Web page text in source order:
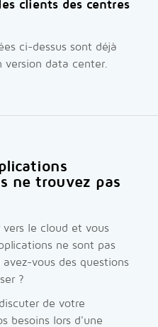
clients des centres
ci-dessus sont déjà
version data center.
ne trouvez pas
vers le cloud et vous
ne sont pas
vous des questions
?
de votre
besoins lors d'une